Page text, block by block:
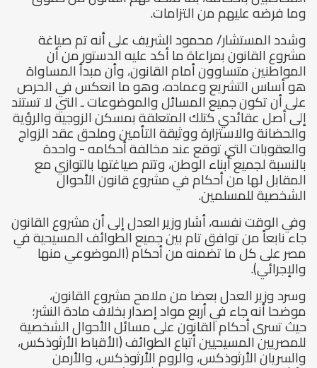
وما فرضه عليهم من التزامات.
وشدد المستشار/ محمود الشريف على أنه تم صياغة
مشروع القانون بمراعاة ما أكد عليه الدستور من أن
المواطنين متساوون أمام القانون، وأن مبدأ المساواة
هو أساس التشريع وعماده، وهو ما انعكس في الحرص
على أن تكون جميع المسائل والموضوعات ـ التي لا تستند
إلى أصل عقائدي كتلك المتعلقة بمسكن الزوجية والرؤية
والحضانة والاستزارة ووثيقة التأمين وملحق عقد الزواج
والعقوبات التي توقع عند مخالفة أحكامه - واحدة
بالنسبة لجميع أبناء الوطن، وتتم صياغتها بالتوازي مع
المقابل لها من أحكام في مشروع قانون الأحوال
الشخصية للمسلمين.
وفي الوقت نفسه، أشار وزير العدل إلى أن مشروع القانون
جاء نابعاً من توافق تام بين جميع الطوائف المسيحية في
مصر على كل ما تضمنه من أحكام (الموضوعي منها
والإجرائي).
وسرد وزير العدل بعضا من ملامح مشروع القانون،
موضحا أنه جاء في أربع مواد إصدار بخلاف مادة النشر؛
حيث تسرى أحكام القانون على مسائل الأحوال الشخصية
للمصريين المسيحيين أتباع الطوائف (الأقباط الأرثوذكس،
والسريان الأرثوذكس، والروم الأرثوذكس، والأرمن